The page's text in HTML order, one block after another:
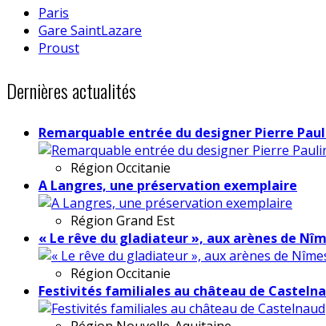
Paris
Gare SaintLazare
Proust
Dernières actualités
Remarquable entrée du designer Pierre
Région Occitanie
A Langres, une préservation exemplaire
Région Grand Est
« Le rêve du gladiateur », aux arènes de
Région Occitanie
Festivités familiales au château de